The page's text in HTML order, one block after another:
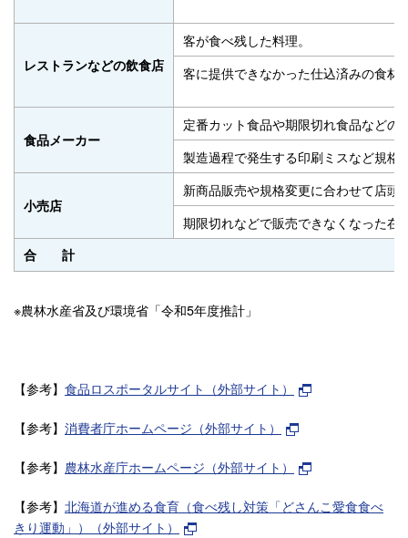
レストランなどの飲食店
客が食べ残した料理。
客に提供できなかった仕込済みの食材
食品メーカー
定番カット食品や期限切れ食品などの
製造過程で発生する印刷ミスなど規格
小売店
新商品販売や規格変更に合わせて店頭
期限切れなどで販売できなくなった在
合 計
※農林水産省及び環境省「令和5年度推計」
【参考】 食品ロスポータルサイト（外部サイト）
【参考】 消費者庁ホームページ（外部サイト）
【参考】 農林水産庁ホームページ（外部サイト）
【参考】 北海道が進める食育（食べ残し対策「どさんこ愛食食べ
きり運動」）（外部サイト）